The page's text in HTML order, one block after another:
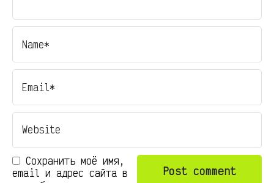
Сохранить моё имя,
email и адрес сайта в